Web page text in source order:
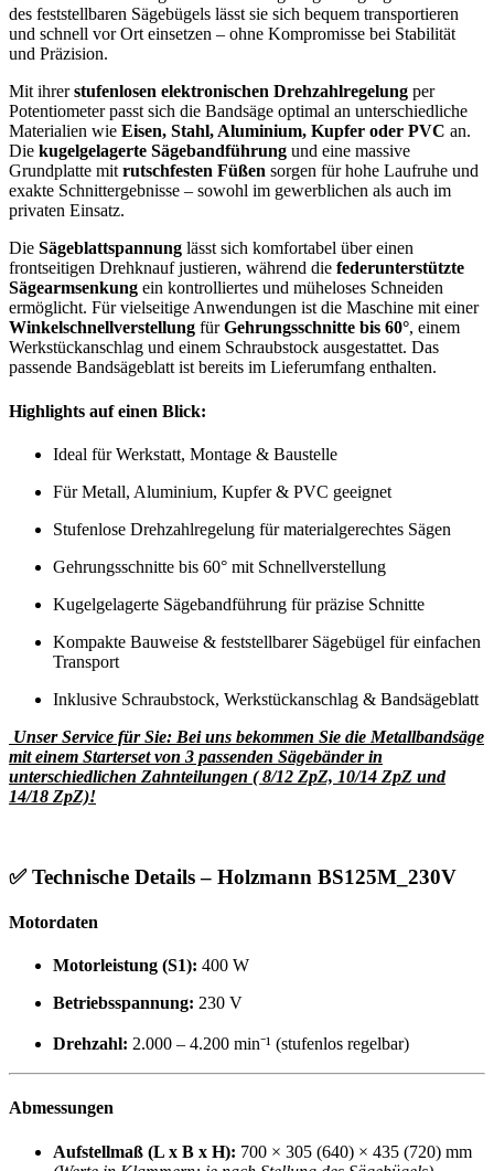
des feststellbaren Sägebügels lässt sie sich bequem transportieren
und schnell vor Ort einsetzen – ohne Kompromisse bei Stabilität
und Präzision.
Mit ihrerstufenlosen elektronischen Drehzahlregelung per
Potentiometer passt sich die Bandsäge optimal an unterschiedliche
Materialien wie Eisen, Stahl, Aluminium, Kupfer oder PVC an.
Die kugelgelagerte Sägebandführung und eine massive
Grundplatte mit rutschfesten Füßen sorgen für hohe Laufruhe und
exakte Schnittergebnisse – sowohl im gewerblichen als auch im
privaten Einsatz.
Die Sägeblattspannung lässt sich komfortabel über einen
frontseitigen Drehknauf justieren, während die federunterstützte
Sägearmsenkung ein kontrolliertes und müheloses Schneiden
ermöglicht. Für vielseitige Anwendungen ist die Maschine mit einer
Winkelschnellverstellung fürGehrungsschnitte bis 60°, einem
Werkstückanschlag und einem Schraubstock ausgestattet. Das
passende Bandsägeblatt ist bereits im Lieferumfang enthalten.
Highlights auf einen Blick:
Ideal für Werkstatt, Montage & Baustelle
Für Metall, Aluminium, Kupfer & PVC geeignet
Stufenlose Drehzahlregelung für materialgerechtes Sägen
Gehrungsschnitte bis 60° mit Schnellverstellung
Kugelgelagerte Sägebandführung für präzise Schnitte
Kompakte Bauweise & feststellbarer Sägebügel für einfachen
Transport
Inklusive Schraubstock, Werkstückanschlag & Bandsägeblatt
Unser Service für Sie: Bei uns bekommen Sie die Metallbandsäge
mit einem Starterset von 3 passenden Sägebänder in
unterschiedlichen Zahnteilungen ( 8/12 ZpZ, 10/14 ZpZ und
14/18 ZpZ)!
✅Technische Details – Holzmann BS125M_230V
Motordaten
Motorleistung (S1): 400 W
Betriebsspannung: 230 V
Drehzahl: 2.000 – 4.200 min⁻¹ (stufenlos regelbar)
Abmessungen
Aufstellmaß (L x B x H): 700 × 305 (640) × 435 (720) mm